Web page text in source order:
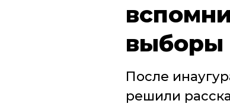
выборы
После
решили